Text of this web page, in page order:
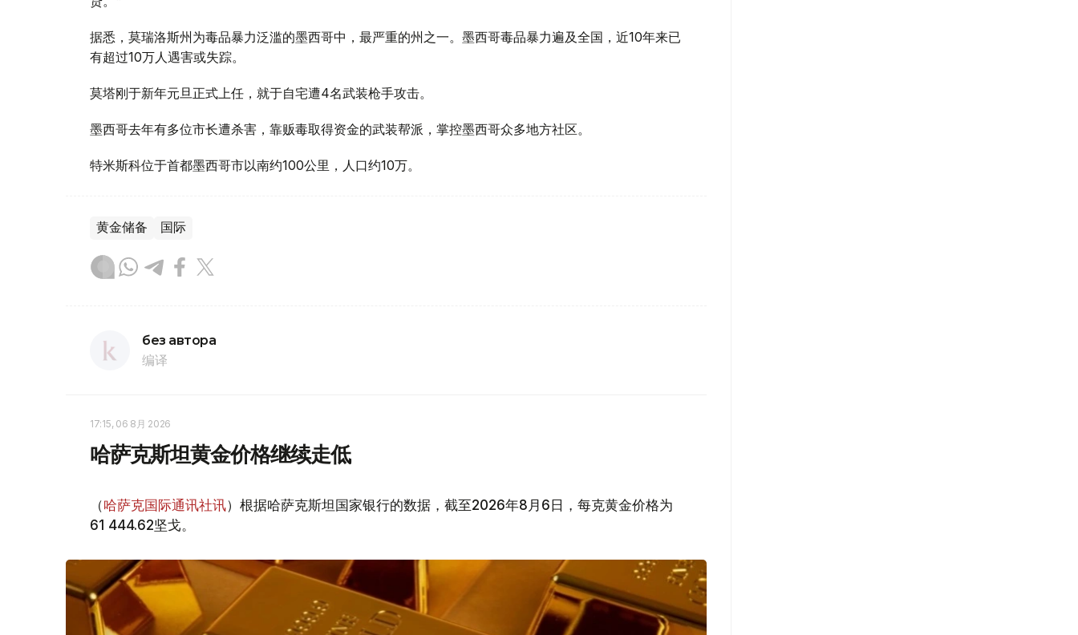
据悉，莫瑞洛斯州为毒品暴力泛滥的墨西哥中，最严重的州之一。墨西哥毒品暴力遍及全国，近10年来已
有超过10万人遇害或失踪。
莫塔刚于新年元旦正式上任，就于自宅遭4名武装枪手攻击。
墨西哥去年有多位市长遭杀害，靠贩毒取得资金的武装帮派，掌控墨西哥众多地方社区。
特米斯科位于首都墨西哥市以南约100公里，人口约10万。
黄金储备 国际
без автора
编译
17:15, 06 8月 2026
哈萨克斯坦黄金价格继续走低
（哈萨克国际通讯社讯）根据哈萨克斯坦国家银行的数据，截至2026年8月6日，每克黄金价格为
61 444.62坚戈。